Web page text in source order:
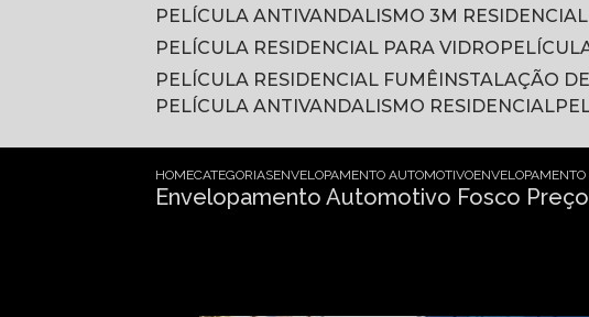
PELÍCULA ANTIVANDALISMO 3M RESIDENCIAL
PELÍCULA RESIDENCIAL PARA VIDRO
PELÍCULA RESIDENCIAL FUMÊ INSTALAÇÃO
PELÍCULA ANTIVANDALISMO RESIDENCIAL
HOMECATEGORIASENVELOPAMENTO AUTOMOTIVO
Envelopamento Automotivo Fosco